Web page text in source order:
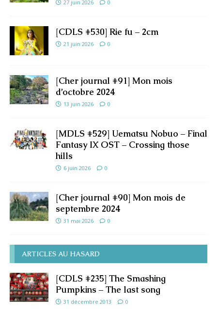
27 juin 2026 0
[CDLS #530] Rie fu – 2cm
21 juin 2026 0
[Cher journal #91] Mon mois
d’octobre 2024
13 juin 2026 0
[MDLS #529] Uematsu Nobuo – Final
Fantasy IX OST – Crossing those
hills
6 juin 2026 0
[Cher journal #90] Mon mois de
septembre 2024
31 mai 2026 0
ARTICLES AU HASARD
[CDLS #235] The Smashing
Pumpkins – The last song
31 décembre 2013 0